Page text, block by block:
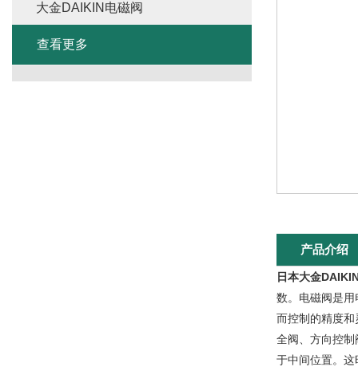
产品介绍
日本大金
数。电磁阀是
而控制的精度
全阀、方向控
于中间位置。
大金DAIKIN电磁阀
查看更多